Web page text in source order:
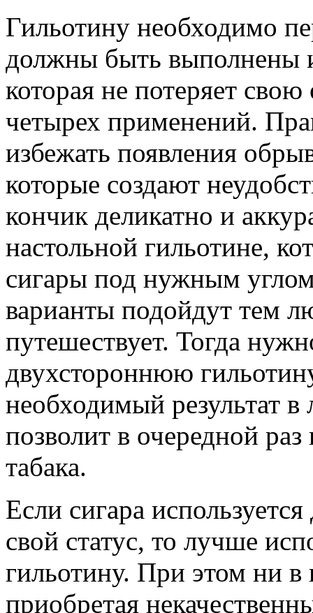
Гильотину необходимо
должны быть выполнены
которая не потеряет
четырех применений.
избежать появления
которые создают
кончик деликатно и
настольной гильотине,
сигары под нужным
варианты подойдут тем
путешествует. Тогда
двухстороннюю
необходимый результат
позволит в очередной
табака.
Если сигара
свой статус, то лучше
гильотину. При этом ни в
приобретая